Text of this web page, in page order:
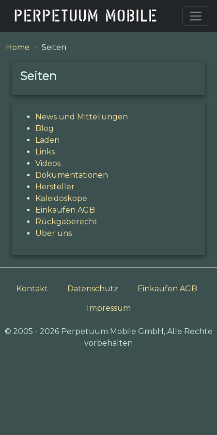
Home Seiten
Seiten
News und Mitteilungen
Blog
Laden
Links
Videos
Dokumentationen
Hersteller
Kaleidoskope
Einkaufen AGB
Rückgaberecht
Über uns
Kontakt Datenschutz Einkaufen AGB
Impressum
© 2005 - 2026 Perpetuum Mobile GmbH, Alle Rechte
vorbehalten